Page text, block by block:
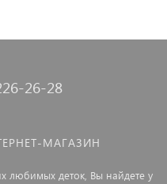
26-28
МАГАЗИН
любимых деток, Вы найдете у